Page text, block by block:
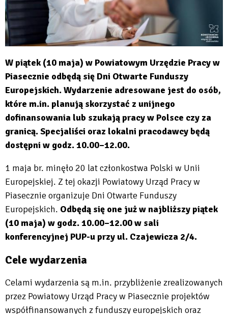
W piątek (10 maja) w Powiatowym Urzędzie Pracy w
Piasecznie odbędą się Dni Otwarte Funduszy
Europejskich. Wydarzenie adresowane jest do osób,
które m.in. planują skorzystać z unijnego
dofinansowania lub szukają pracy w Polsce czy za
granicą. Specjaliści oraz lokalni pracodawcy będą
dostępni w godz. 10.00–12.00.
1 maja br. minęło 20 lat członkostwa Polski w Unii
Europejskiej. Z tej okazji Powiatowy Urząd Pracy w
Piasecznie organizuje Dni Otwarte Funduszy
Europejskich. Odbędą się one już w najbliższy piątek
(10 maja) w godz. 10.00–12.00 w sali
konferencyjnej PUP-u przy ul. Czajewicza 2/4.
Cele wydarzenia
Celami wydarzenia są m.in. przybliżenie zrealizowanych
przez Powiatowy Urząd Pracy w Piasecznie projektów
współfinansowanych z funduszy europejskich oraz